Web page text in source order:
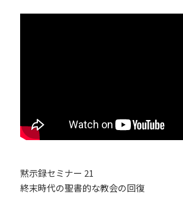
黙示録セミナー 21
終末時代の聖書的な教会の回復